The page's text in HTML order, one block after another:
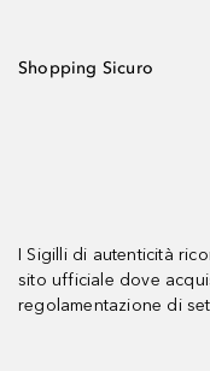
Shopping Sicuro
I Sigilli di autenticità
sito ufficiale dove
regolamentazione di